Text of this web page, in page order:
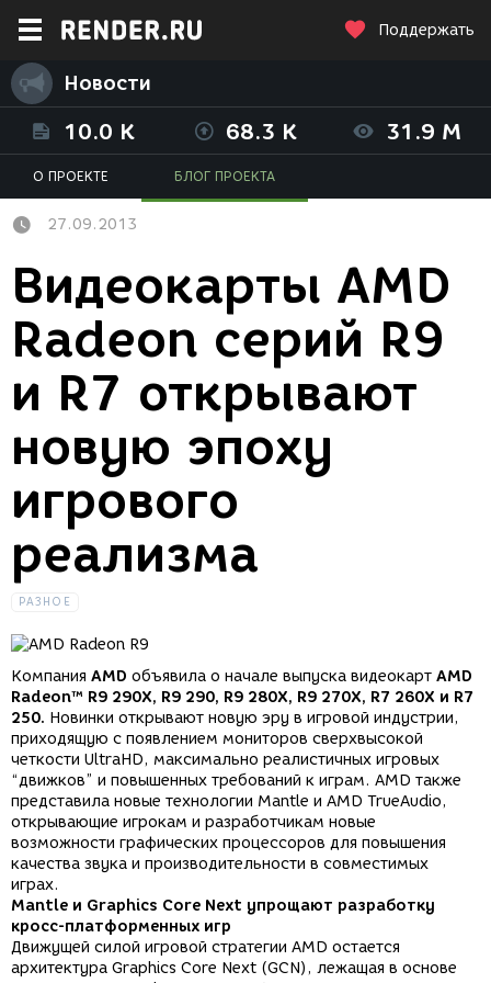
Поддержать
Новости
10.0 K 68.3 K 31.9 M
О ПРОЕКТЕ БЛОГ ПРОЕКТА
27.09.2013
Видеокарты AMD
Radeon серий R9
и R7 открывают
новую эпоху
игрового
реализма
РАЗНОЕ
Компания AMD объявила о начале выпуска видеокарт AMD
Radeon™ R9 290X, R9 290, R9 280X, R9 270X, R7 260X и R7
250. Новинки открывают новую эру в игровой индустрии,
приходящую с появлением мониторов сверхвысокой
четкости UltraHD, максимально реалистичных игровых
“движков” и повышенных требований к играм. AMD также
представила новые технологии Mantle и AMD TrueAudio,
открывающие игрокам и разработчикам новые
возможности графических процессоров для повышения
качества звука и производительности в совместимых
играх.
Mantle и Graphics Core Next упрощают разработку
кросс-платформенных игр
Движущей силой игровой стратегии AMD остается
архитектура Graphics Core Next (GCN), лежащая в основе